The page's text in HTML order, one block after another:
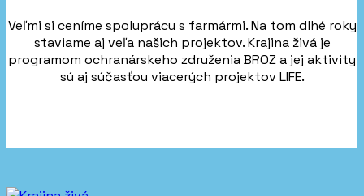
Veľmi si ceníme spoluprácu s farmármi. Na tom dlhé roky
staviame aj veľa našich projektov. Krajina živá je
programom ochranárskeho združenia BROZ a jej aktivity
sú aj súčasťou viacerých projektov LIFE.